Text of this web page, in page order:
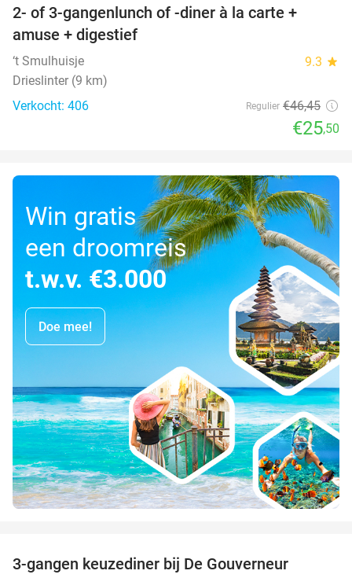
2- of 3-gangenlunch of -diner à la carte +
amuse + digestief
‘t Smulhuisje 9.3 star
Drieslinter (9 km)
Verkocht: 406
Regulier €46,45
€25,50
Win gratis
een droomreis
t.w.v. €3.000
Doe mee!
3-gangen keuzediner bij De Gouverneur